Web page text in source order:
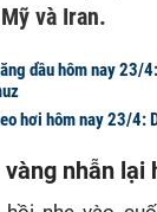
và Iran.
dầu hôm nay 23/
hơi hôm nay 23/4:
vàng nhẫn lại